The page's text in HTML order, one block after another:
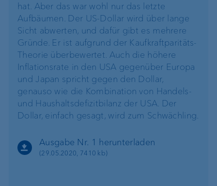
hat. Aber das war wohl nur das letzte
Aufbäumen. Der US-Dollar wird über lange
Sicht abwerten, und dafür gibt es mehrere
Gründe. Er ist aufgrund der Kaufkraftparitäts-
Theorie überbewertet. Auch die höhere
Inflationsrate in den USA gegenüber Europa
und Japan spricht gegen den Dollar,
genauso wie die Kombination von Handels-
und Haushaltsdefizitbilanz der USA. Der
Dollar, einfach gesagt, wird zum Schwächling.
Ausgabe Nr. 1 herunterladen
(29.05.2020, 7410 kb)